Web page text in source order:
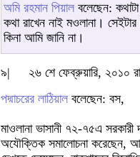
অমি রহমান পিয়াল বলেছেন:
কথা রাখেন নাই মওলানা।
কিনা আমি জানি না।
৯|
২৬ শে ফেব্রুয়ারি, ২০১০
পদ্মাচরের লাঠিয়াল বলেছেন: বস,
মাওলানা ভাসানী ৭২-৭৫এ
অযৌক্তিক সমালোচনা করেছেন,